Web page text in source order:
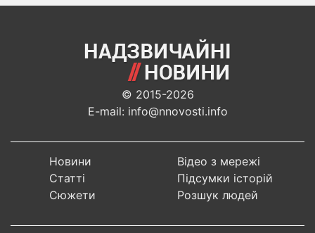
© 2015-2026
E-mail: info@nnovosti.info
Новини
Статті
Сюжети
Відео з мережі
Підсумки історій
Розшук людей